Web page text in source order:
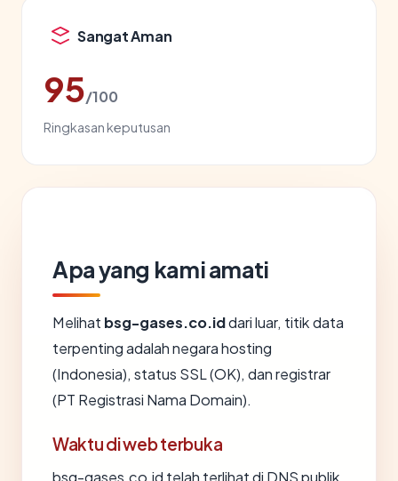
Sangat Aman
95/100
Ringkasan keputusan
Apa yang kami amati
Melihat bsg-gases.co.iddari luar, titik data
terpenting adalah negara hosting
(Indonesia), status SSL (OK), dan registrar
(PT Registrasi Nama Domain).
Waktu di web terbuka
bsg-gases.co.id telah terlihat di DNS publik